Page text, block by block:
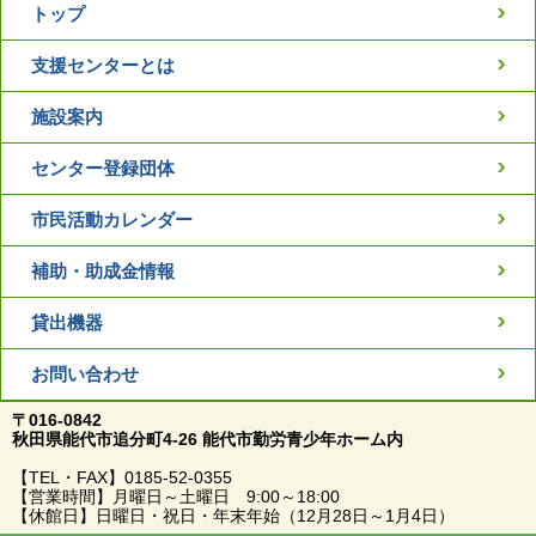
トップ
支援センターとは
施設案内
センター登録団体
市民活動カレンダー
補助・助成金情報
貸出機器
お問い合わせ
〒016-0842
秋田県能代市追分町4-26 能代市勤労青少年ホーム内
【TEL・FAX】0185-52-0355
【営業時間】月曜日～土曜日 9:00～18:00
【休館日】日曜日・祝日・年末年始（12月28日～1月4日）